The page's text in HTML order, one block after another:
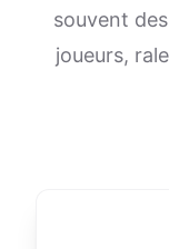
souvent
joueurs,